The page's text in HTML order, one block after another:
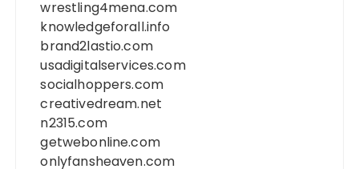
wrestling4mena.com
knowledgeforall.info
brand2lastio.com
usadigitalservices.com
socialhoppers.com
creativedream.net
n2315.com
getwebonline.com
onlyfansheaven.com